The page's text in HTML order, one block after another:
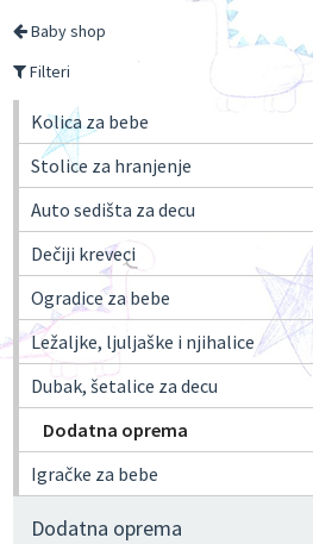
Baby shop
Filteri
Kolica za bebe
Stolice za hranjenje
Auto sedišta za decu
Dečiji kreveci
Ogradice za bebe
Ležaljke, ljuljaške i njihalice
Dubak, šetalice za decu
Dodatna oprema
Igračke za bebe
Dodatna oprema